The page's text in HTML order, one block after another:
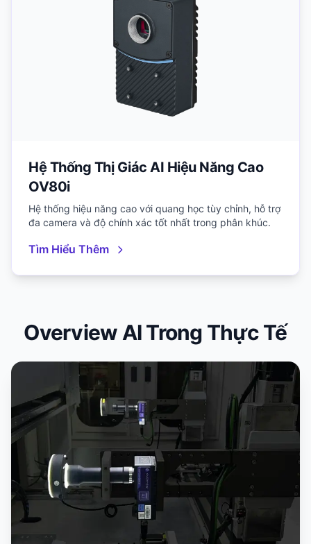
Hệ Thống Thị Giác AI Hiệu Năng Cao
OV80i
Hệ thống hiệu năng cao với quang học tùy chỉnh, hỗ trợ
đa camera và độ chính xác tốt nhất trong phân khúc.
Tìm Hiểu Thêm
Overview AI Trong Thực Tế